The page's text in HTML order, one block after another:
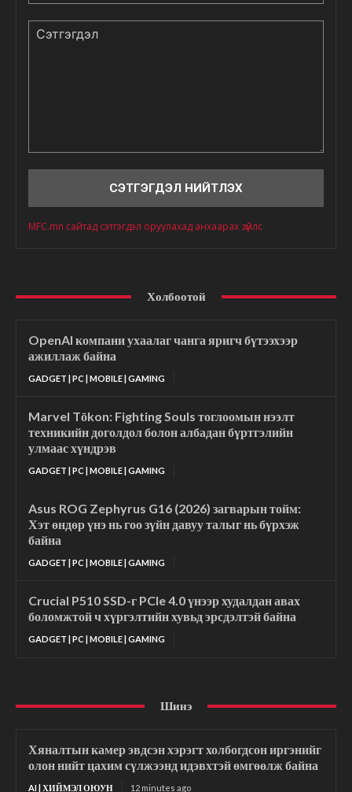
MFC.mn сайтад сэтгэгдэл оруулахад анхаарах зүйлс
Холбоотой
OpenAI компани ухаалаг чанга яригч бүтээхээр
ажиллаж байна
GADGET | PC | MOBILE | GAMING
Marvel Tōkon: Fighting Souls тоглоомын нээлт
техникийн доголдол болон албадан бүртгэлийн
улмаас хүндрэв
GADGET | PC | MOBILE | GAMING
Asus ROG Zephyrus G16 (2026) загварын тойм:
Хэт өндөр үнэ нь гоо зүйн давуу талыг нь бүрхэж
байна
GADGET | PC | MOBILE | GAMING
Crucial P510 SSD-г PCIe 4.0 үнээр худалдан авах
боломжтой ч хүргэлтийн хувьд эрсдэлтэй байна
GADGET | PC | MOBILE | GAMING
Шинэ
Хяналтын камер эвдсэн хэрэгт холбогдсон иргэнийг
олон нийт цахим сүлжээнд идэвхтэй өмгөөлж байна
AI | ХИЙМЭЛ ОЮУН 12 minutes ago